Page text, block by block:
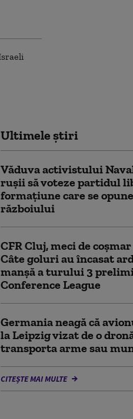
Ultimele știri
Văduva activistului
ruşii să voteze partidul
formațiune care se
războiului
CFR Cluj, meci de
Câte goluri au încasat
manşă a turului 3
Conference League
Germania neagă că
la Leipzig vizat de o
transporta arme sau
CITEȘTE MAI MULTE